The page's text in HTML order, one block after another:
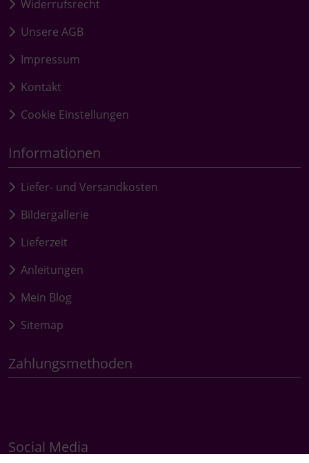
Widerrufsrecht
Unsere AGB
Impressum
Kontakt
Cookie Einstellungen
Informationen
Liefer- und Versandkosten
Bildergallerie
Lieferzeit
Anleitungen
Mein Blog
Sitemap
Zahlungsmethoden
Social Media